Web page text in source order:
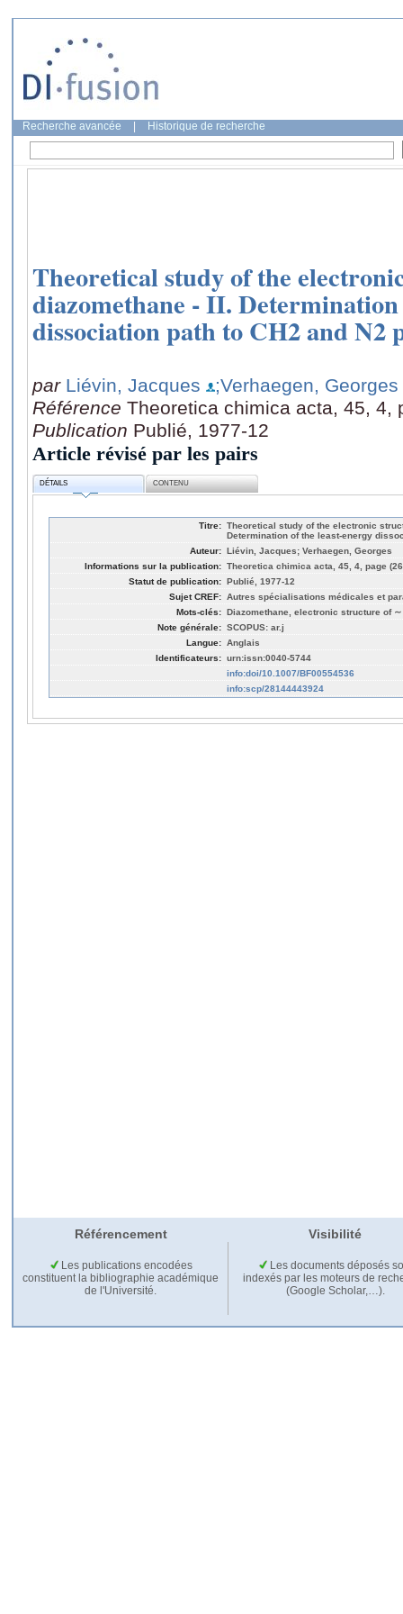
Recherche avancée Historique de recherche
Theoretical study of the
diazomethane - II.
dissociation path to CH2 and N2
par Liévin, Jacques
;Verhaegen, Georges
Référence Theoretica chimica acta, 45, 4,
Publication Publié, 1977-12
Article révisé par les pairs
DÉTAILS CONTENU
Titre: Theoretical study of the electronic
Determination of the least-energy
Auteur: Liévin, Jacques; Verhaegen, Georges
Informations sur la publication: Theoretica chimica acta, 45, 4, page
Statut de publication: Publié, 1977-12
Sujet CREF: Autres spécialisations médicales et
Mots-clés: Diazomethane, electronic structure of ∼
Note générale: SCOPUS: ar.j
Langue: Anglais
Identificateurs: urn:issn:0040-5744
info:doi/10.1007/BF00554536
info:scp/28144443924
Référencement Visibilité
Les publications encodées
constituent la bibliographie académique
de l'Université.
Les documents déposés
indexés par les moteurs de
(Google Scholar,…).